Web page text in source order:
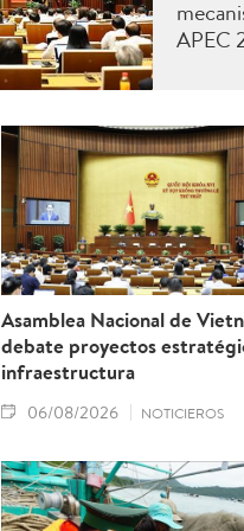
APEC
Asamblea Nacional de
debate proyectos
infraestructura
06/08/2026 NOTICIEROS